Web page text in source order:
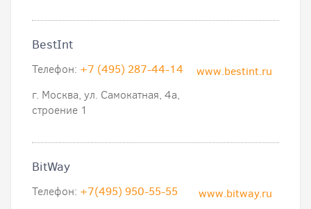
BestInt
www.bestint.ru
Телефон: +7 (495) 287-44-14
г. Москва, ул. Самокатная, 4а,
строение 1
BitWay
www.bitway.ru
Телефон: +7(495) 950-55-55